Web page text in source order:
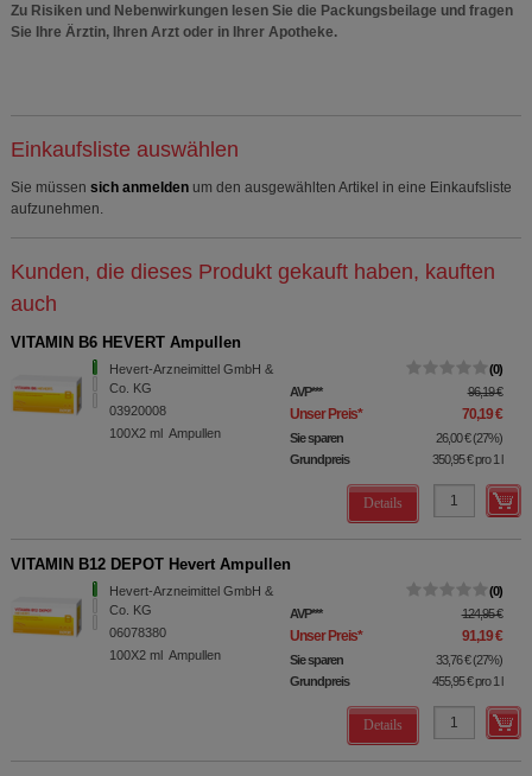
Zu Risiken und Nebenwirkungen lesen Sie die Packungsbeilage und fragen
Sie Ihre Ärztin, Ihren Arzt oder in Ihrer Apotheke.
Einkaufsliste auswählen
Sie müssen sich anmelden um den ausgewählten Artikel in eine Einkaufsliste
aufzunehmen.
Kunden, die dieses Produkt gekauft haben, kauften
auch
VITAMIN B6 HEVERT Ampullen
Hevert-Arzneimittel GmbH &
Co. KG
03920008
100X2 ml Ampullen
0
AVP*** 96,19 €
Unser Preis* 70,19 €
Sie sparen 26,00 € (27%)
Grundpreis
350,95 €pro 1 l
Details
VITAMIN B12 DEPOT Hevert Ampullen
Hevert-Arzneimittel GmbH &
Co. KG
06078380
100X2 ml Ampullen
0
AVP*** 124,95 €
Unser Preis* 91,19 €
Sie sparen 33,76 € (27%)
Grundpreis
455,95 €pro 1 l
Details